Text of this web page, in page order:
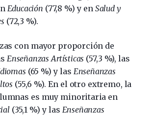
Educación (77,8 %) y en Salud y
(72,3 %).
con mayor proporción de
Enseñanzas Artísticas (57,3 %), las
(65 %) y las Enseñanzas
(55,6 %). En el otro extremo, la
es muy minoritaria en
(35,1 %) y las Enseñanzas